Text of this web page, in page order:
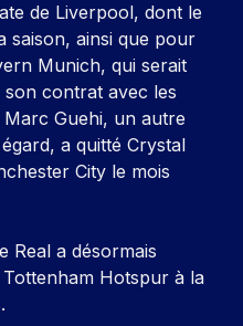
de Liverpool, dont le
saison, ainsi que pour
Munich, qui serait
contrat avec les
Guehi, un autre
a quitté Crystal
City le mois
Real a désormais
Hotspur à la